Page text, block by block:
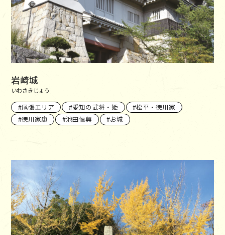
岩崎城
いわさきじょう
尾張エリア 愛知の武将・姫
松平・徳川家
徳川家康
池田恒興 お城